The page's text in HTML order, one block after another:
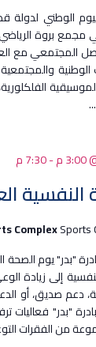
الوطني لدولة
المجتمعي مع
الوطنية
...
-7:30 م
ComplexSports
إلى زيادة
دعم صديق، أو
"بدر"
من الفقرات